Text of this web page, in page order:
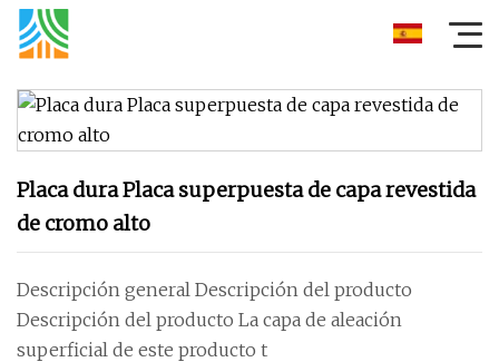
Placa dura Placa superpuesta de capa revestida
de cromo alto
Descripción general Descripción del producto
Descripción del producto La capa de aleación
superficial de este producto t